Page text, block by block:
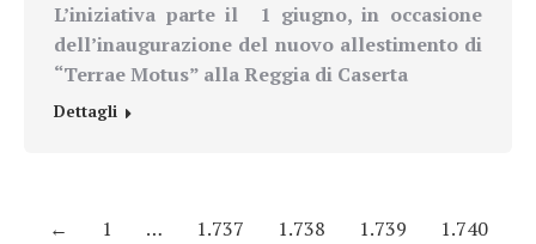
L’iniziativa parte il 1 giugno, in occasione
dell’inaugurazione del nuovo allestimento di
“Terrae Motus” alla Reggia di Caserta
Dettagli
← 1 … 1.737 1.738 1.739
1.740